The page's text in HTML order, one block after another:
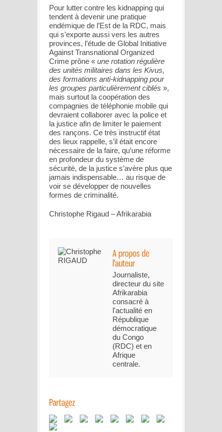
Pour lutter contre les kidnapping qui
tendent à devenir une pratique
endémique de l’Est de la RDC, mais
qui s’exporte aussi vers les autres
provinces, l’étude de Global Initiative
Against Transnational Organized
Crime prône « une rotation régulière
des unités militaires dans les Kivus,
des formations anti-kidnapping pour
les groupes particulièrement ciblés »,
mais surtout la coopération des
compagnies de téléphonie mobile qui
devraient collaborer avec la police et
la justice afin de limiter le paiement
des rançons. Ce très instructif état
des lieux rappelle, s’il était encore
nécessaire de la faire, qu’une réforme
en profondeur du système de
sécurité, de la justice s’avère plus que
jamais indispensable… au risque de
voir se développer de nouvelles
formes de criminalité.
Christophe Rigaud – Afrikarabia
Journaliste,
directeur du site
Afrikarabia
consacré à
l'actualité en
République
démocratique
du Congo
(RDC) et en
Afrique
centrale.